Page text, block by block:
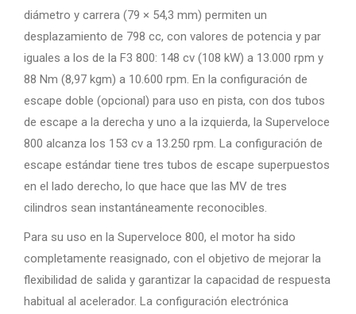
diámetro y carrera (79 × 54,3 mm) permiten un
desplazamiento de 798 cc, con valores de potencia y par
iguales a los de la F3 800: 148 cv (108 kW) a 13.000 rpm y
88 Nm (8,97 kgm) a 10.600 rpm. En la configuración de
escape doble (opcional) para uso en pista, con dos tubos
de escape a la derecha y uno a la izquierda, la Superveloce
800 alcanza los 153 cv a 13.250 rpm. La configuración de
escape estándar tiene tres tubos de escape superpuestos
en el lado derecho, lo que hace que las MV de tres
cilindros sean instantáneamente reconocibles.
Para su uso en la Superveloce 800, el motor ha sido
completamente reasignado, con el objetivo de mejorar la
flexibilidad de salida y garantizar la capacidad de respuesta
habitual al acelerador. La configuración electrónica